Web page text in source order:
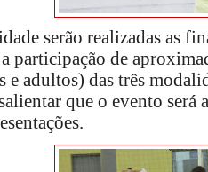
serão realizadas as
participação de
e adultos) das três
que o evento será